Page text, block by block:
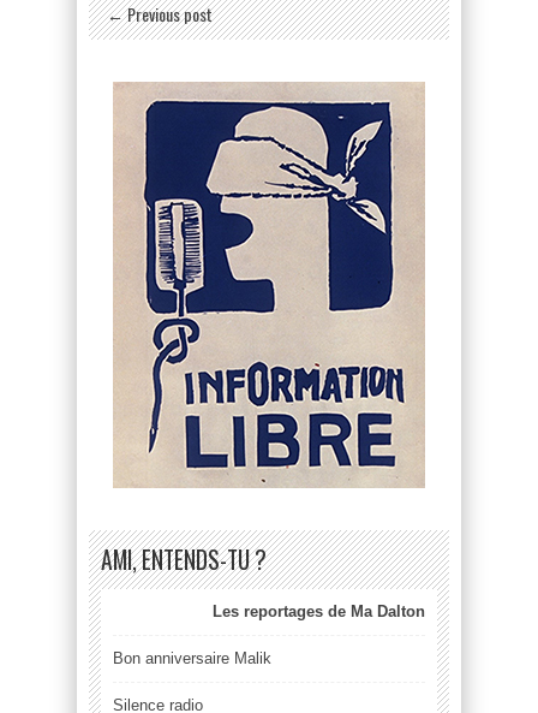
← Previous post
AMI, ENTENDS-TU ?
Les reportages de Ma Dalton
Bon anniversaire Malik
Silence radio